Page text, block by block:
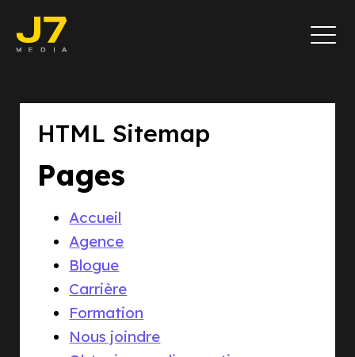
HTML Sitemap
Pages
Accueil
Agence
Blogue
Carrière
Formation
Nous joindre